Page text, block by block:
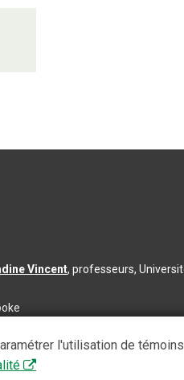
Vincent, professeurs,
l'utilisation de témoins